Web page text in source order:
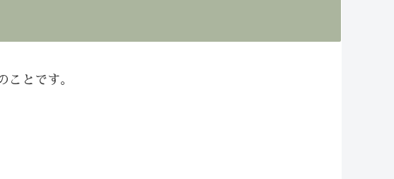
ことです。